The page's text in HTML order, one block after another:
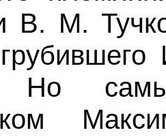
В. М.
Но